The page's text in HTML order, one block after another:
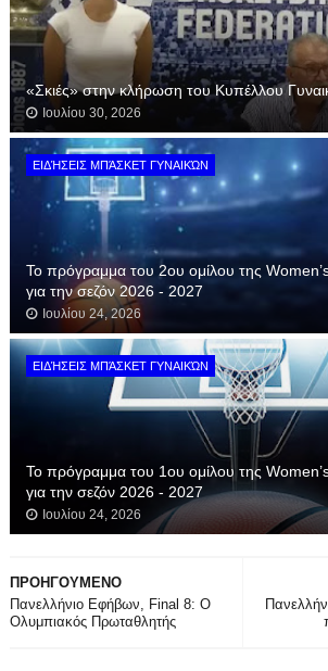
«Σκιές» στην κλήρωση του Κυπέλλου
Ιουλίου 30, 2026
ΕΙΔΉΣΕΙΣ ΜΠΆΣΚΕΤ ΓΥΝΑΙΚΏΝ
Το πρόγραμμα του 2ου ομίλου της
για την σεζόν 2026 - 2027
Ιουλίου 24, 2026
ΕΙΔΉΣΕΙΣ ΜΠΆΣΚΕΤ ΓΥΝΑΙΚΏΝ
Το πρόγραμμα του 1ου ομίλου της
για την σεζόν 2026 - 2027
Ιουλίου 24, 2026
ΠΡΟΗΓΟΥΜΕΝΟ
Πανελλήνιο Εφήβων, Final 8: Ο
Ολυμπιακός Πρωταθλητής